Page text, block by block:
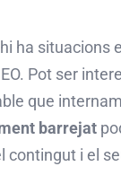
ha situacions
. Pot ser
que
barrejat
contingut i el